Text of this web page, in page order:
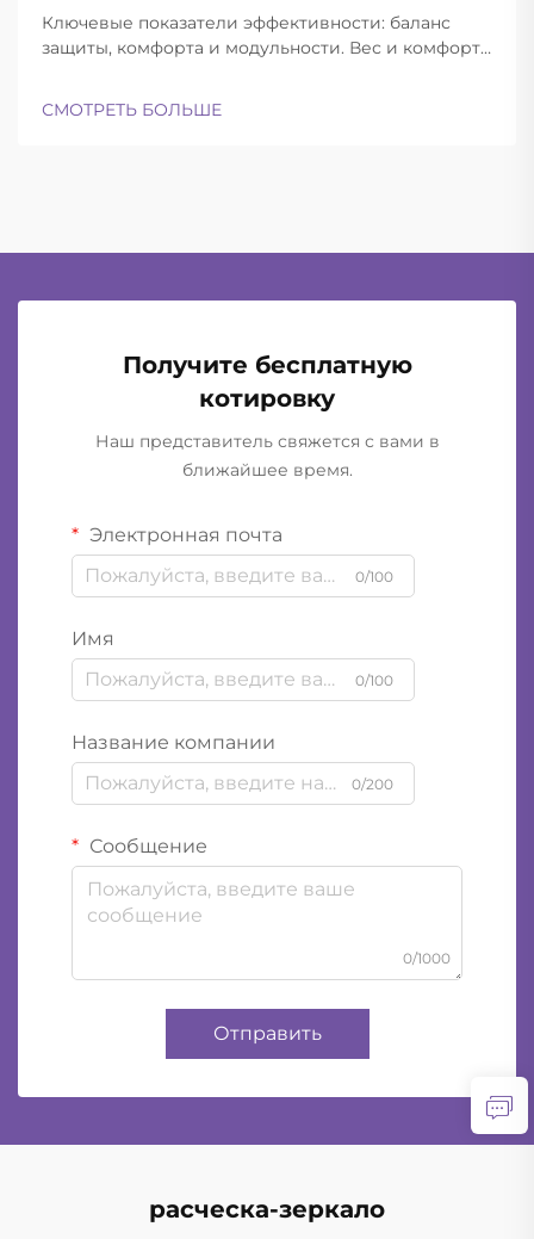
Ключевые показатели эффективности: баланс
защиты, комфорта и модульности. Вес и комфорт
шлемы успешно находят баланс между
СМОТРЕТЬ БОЛЬШЕ
Получите бесплатную
котировку
Наш представитель свяжется с вами в
ближайшее время.
Электронная почта
0/100
Имя
0/100
Название компании
0/200
Сообщение
0/1000
Отправить
расческа-зеркало